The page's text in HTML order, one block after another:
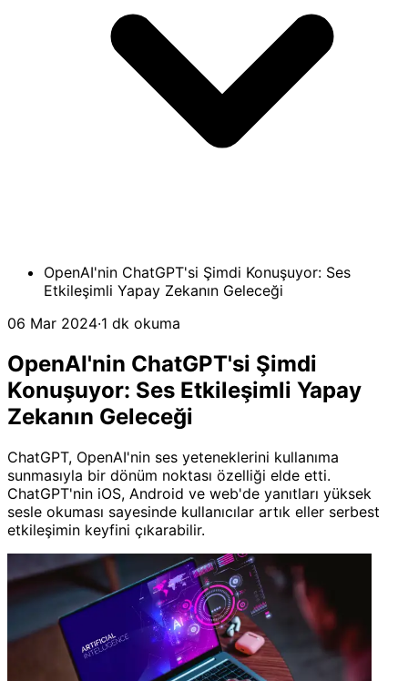
OpenAI'nin ChatGPT'si Şimdi Konuşuyor: Ses
Etkileşimli Yapay Zekanın Geleceği
06 Mar 2024·1 dk okuma
OpenAI'nin ChatGPT'si Şimdi
Konuşuyor: Ses Etkileşimli Yapay
Zekanın Geleceği
ChatGPT, OpenAI'nin ses yeteneklerini kullanıma
sunmasıyla bir dönüm noktası özelliği elde etti.
ChatGPT'nin iOS, Android ve web'de yanıtları yüksek
sesle okuması sayesinde kullanıcılar artık eller serbest
etkileşimin keyfini çıkarabilir.